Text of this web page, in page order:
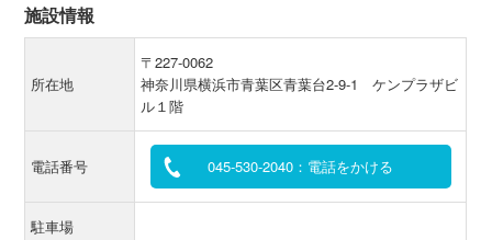
施設情報
所在地
〒227-0062
神奈川県横浜市青葉区青葉台2-9-1 ケンプラザビ
ル１階
電話番号 045-530-2040：電話をかける
駐車場